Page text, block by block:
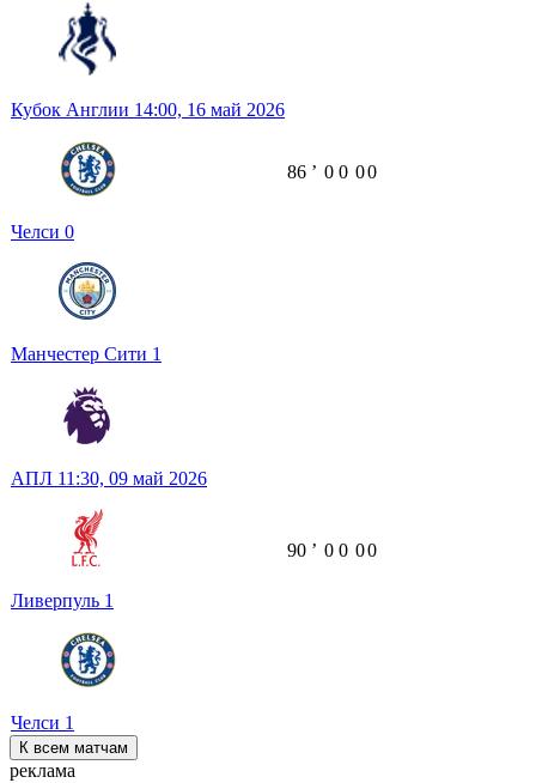
Кубок Англии 14:00, 16 май 2026
Челси 0
Манчестер Сити 1
86 ʼ 0 0 00
АПЛ 11:30, 09 май 2026
Ливерпуль 1
Челси 1
90 ʼ 0 0 00
К всем матчам
реклама